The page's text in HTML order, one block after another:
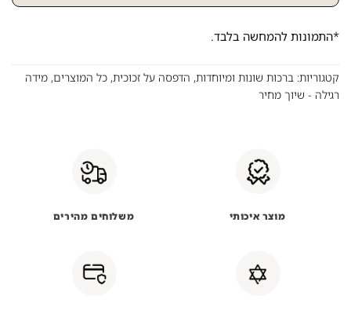
*התמונות להמחשה בלבד.
קטגוריות: ברכות שונות ומיוחדות, הדפסה על זכוכית, כל המוצרים, מידה
רגילה - שיוך מחיר
מוצר איכותי משלוחים מהירים